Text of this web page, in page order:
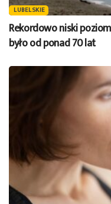
LUBELSKIE
Rekordowo niski
było od ponad 70 lat